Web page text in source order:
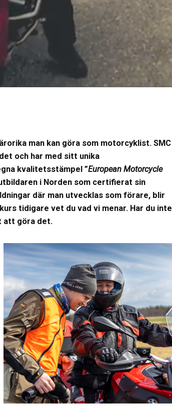
man kan göra som motorcyklist. SMC
och har med sitt unika
kvalitetsstämpel ”European Motorcycle
i Norden som certifierat sin
där man utvecklas som förare, blir
tidigare vet du vad vi menar. Har du inte
att göra det.